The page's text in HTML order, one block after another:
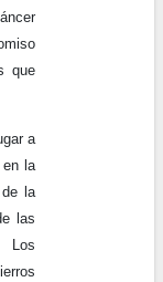
que
a
en la
la
las
Los